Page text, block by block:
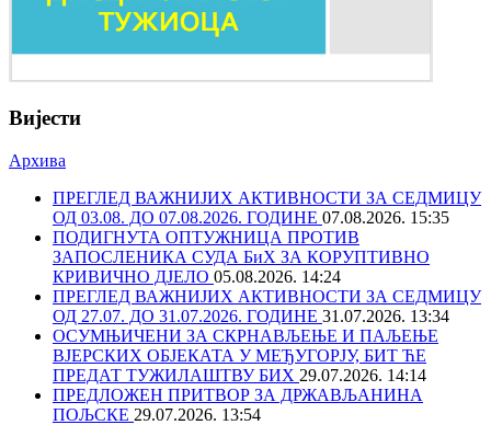
Вијести
Архива
ПРЕГЛЕД ВАЖНИЈИХ АКТИВНОСТИ ЗА СЕДМИЦУ
ОД 03.08. ДО 07.08.2026. ГОДИНЕ 07.08.2026. 15:35
ПОДИГНУТА ОПТУЖНИЦА ПРОТИВ
ЗАПОСЛЕНИКА СУДА БиХ ЗА КОРУПТИВНО
КРИВИЧНО ДЈЕЛО 05.08.2026. 14:24
ПРЕГЛЕД ВАЖНИЈИХ АКТИВНОСТИ ЗА СЕДМИЦУ
ОД 27.07. ДО 31.07.2026. ГОДИНЕ 31.07.2026. 13:34
ОСУМЊИЧЕНИ ЗА СКРНАВЉЕЊЕ И ПАЉЕЊЕ
ВЈЕРСКИХ ОБЈЕКАТА У МЕЂУГОРЈУ, БИТ ЋЕ
ПРЕДАТ ТУЖИЛАШТВУ БИХ 29.07.2026. 14:14
ПРЕДЛОЖЕН ПРИТВОР ЗА ДРЖАВЉАНИНА
ПОЉСКЕ 29.07.2026. 13:54